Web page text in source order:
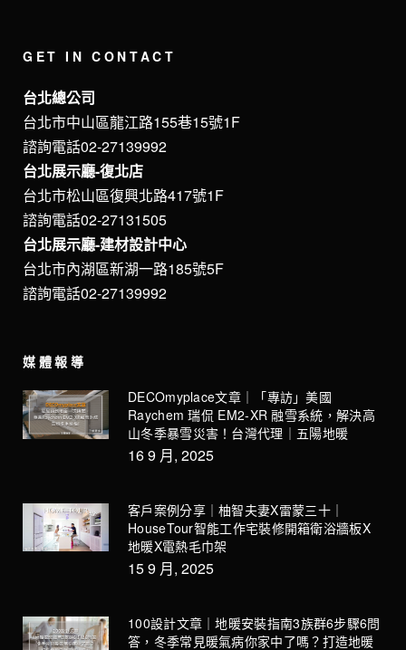
GET IN CONTACT
台北總公司
台北市中山區龍江路155巷15號1F
諮詢電話02-27139992
台北展示廳-復北店
台北市松山區復興北路417號1F
諮詢電話02-27131505
台北展示廳-建材設計中心
台北市內湖區新湖一路185號5F
諮詢電話02-27139992
媒體報導
DECOmyplace文章｜「專訪」美國
Raychem 瑞侃 EM2-XR 融雪系統，解決高
山冬季暴雪災害！台灣代理｜五陽地暖
16 9 月, 2025
客戶案例分享｜柚智夫妻X雷蒙三十｜
HouseTour智能工作宅裝修開箱衛浴牆板X
地暖X電熱毛巾架
15 9 月, 2025
100設計文章｜地暖安裝指南3族群6步驟6問
答，冬季常見暖氣病你家中了嗎？打造地暖